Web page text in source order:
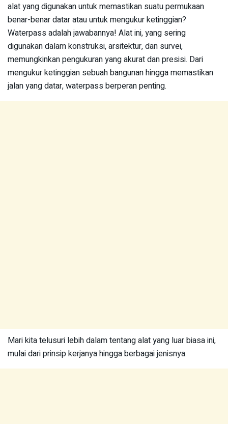
alat yang digunakan untuk memastikan suatu permukaan
benar-benar datar atau untuk mengukur ketinggian?
Waterpass adalah jawabannya! Alat ini, yang sering
digunakan dalam konstruksi, arsitektur, dan survei,
memungkinkan pengukuran yang akurat dan presisi. Dari
mengukur ketinggian sebuah bangunan hingga memastikan
jalan yang datar, waterpass berperan penting.
Mari kita telusuri lebih dalam tentang alat yang luar biasa ini,
mulai dari prinsip kerjanya hingga berbagai jenisnya.